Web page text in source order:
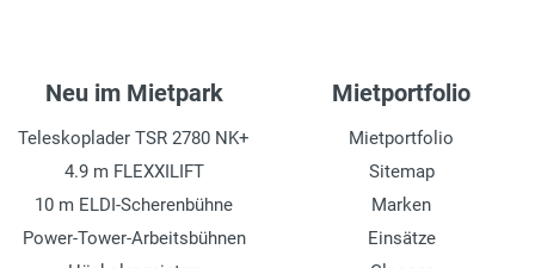
Neu im Mietpark
Teleskoplader TSR 2780 NK+
4.9 m FLEXXILIFT
10 m ELDI-Scherenbühne
Power-Tower-Arbeitsbühnen
Mietportfolio
Mietportfolio
Sitemap
Marken
Einsätze